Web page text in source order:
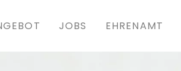
JOBS EHRENAMT